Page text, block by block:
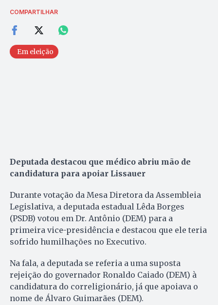
COMPARTILHAR
Em eleição
Deputada destacou que médico abriu mão de
candidatura para apoiar Lissauer
Durante votação da Mesa Diretora da Assembleia
Legislativa, a deputada estadual Lêda Borges
(PSDB) votou em Dr. Antônio (DEM) para a
primeira vice-presidência e destacou que ele teria
sofrido humilhações no Executivo.
Na fala, a deputada se referia a uma suposta
rejeição do governador Ronaldo Caiado (DEM) à
candidatura do correligionário, já que apoiava o
nome de Álvaro Guimarães (DEM).